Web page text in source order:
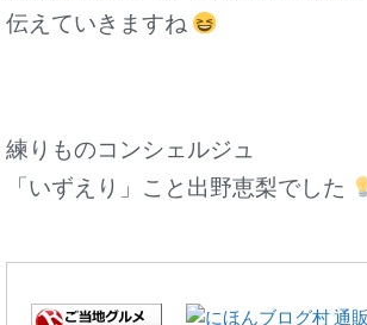
伝えていきますね
練りものコンシェルジュ
「いずえり」こと出野恵梨でした